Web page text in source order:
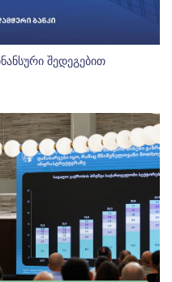
შედეგებით